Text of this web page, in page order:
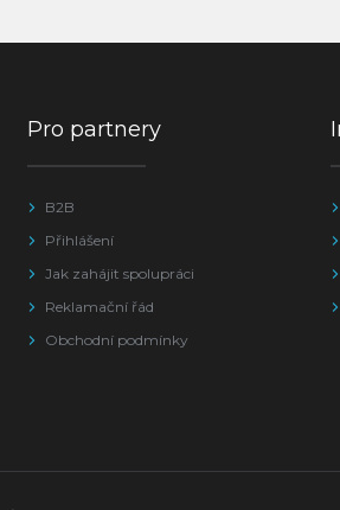
Pro partnery
B2B
Přihlášení
Jak zahájit spolupráci
Reklamační řád
Obchodní podmínky